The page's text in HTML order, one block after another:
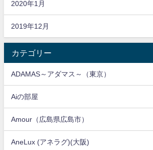
2020年1月
2019年12月
カテゴリー
ADAMAS～アダマス～（東京）
Aiの部屋
Amour（広島県広島市）
AneLux (アネラグ)(大阪)